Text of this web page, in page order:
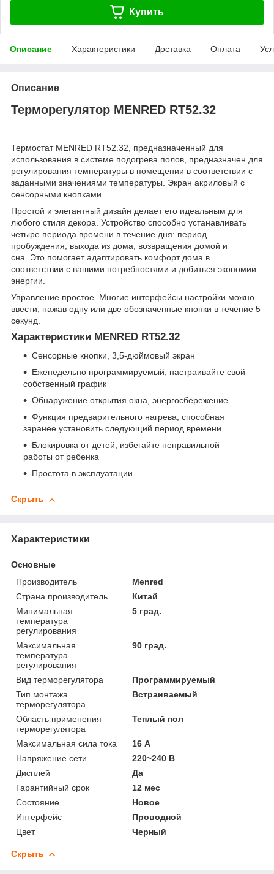
Купить
Описание Характеристики Доставка Оплата
Описание
Терморегулятор MENRED RТ52.32
Термостат MENRED RТ52.32, предназначенный для
использования в системе подогрева полов, предназначен для
регулирования температуры в помещении в соответствии с
заданными значениями температуры. Экран акриловый с
сенсорными кнопками.
Простой и элегантный дизайн делает его идеальным для
любого стиля декора. Устройство способно устанавливать
четыре периода времени в течение дня: период
пробуждения, выхода из дома, возвращения домой и
сна. Это помогает адаптировать комфорт дома в
соответствии с вашими потребностями и добиться экономии
энергии.
Управление простое. Многие интерфейсы настройки можно
ввести, нажав одну или две обозначенные кнопки в течение 5
секунд.
Характеристики MENRED RТ52.32
Сенсорные кнопки, 3,5-дюймовый экран
Еженедельно программируемый, настраивайте свой
собственный график
Обнаружение открытия окна, энергосбережение
Функция предварительного нагрева, способная
заранее установить следующий период времени
Блокировка от детей, избегайте неправильной
работы от ребенка
Простота в эксплуатации
Скрыть
Характеристики
Основные
Производитель
Menred
Страна производитель
Китай
Минимальная
температура
регулирования
5 град.
Максимальная
температура
регулирования
90 град.
Вид терморегулятора
Программируемый
Тип монтажа
терморегулятора
Встраиваемый
Область применения
терморегулятора
Теплый пол
Максимальная сила тока
16 А
Напряжение сети
220~240 В
Дисплей
Да
Гарантийный срок
12 мес
Состояние
Новое
Интерфейс
Проводной
Цвет
Черный
Скрыть